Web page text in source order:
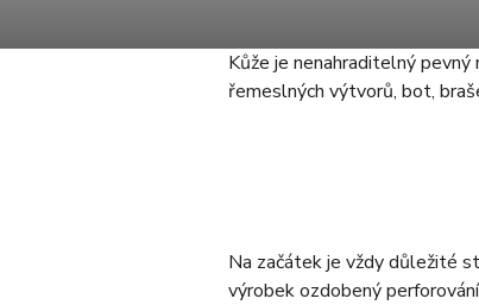
Kůže je nenahraditelný
řemeslných výtvorů, bot,
Na začátek je vždy důležité
výrobek ozdobený